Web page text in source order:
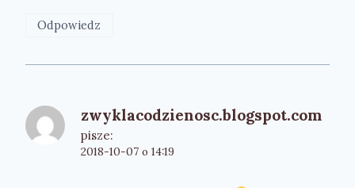
Odpowiedz
zwyklacodzienosc.blogspot.com
pisze:
2018-10-07 o 14:19